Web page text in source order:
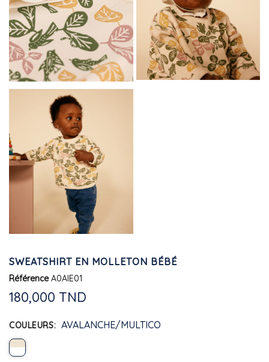
SWEATSHIRT EN MOLLETON BÉBÉ
Référence A0AIE01
180,000 TND
COULEURS AVALANCHE/MULTICO